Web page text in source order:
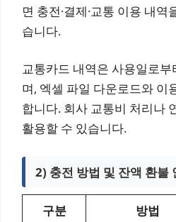
면 충전·결제·교통 이용 내
습니다.
교통카드 내역은 사용일로
며, 엑셀 파일 다운로드와 이
합니다. 회사 교통비 처리나
활용할 수 있습니다.
2) 충전 방법 및 잔액 환불
구분 방법